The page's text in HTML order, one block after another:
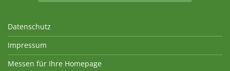
Datenschutz
Impressum
Messen für Ihre Homepage